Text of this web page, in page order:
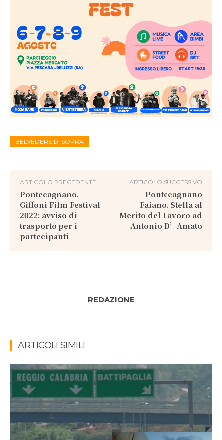
BELVEDERE DI SOPRA
ARTICOLO PRECEDENTE
Pontecagnano.
Giffoni Film Festival
2022: avviso di
trasporto per i
partecipanti
ARTICOLO SUCCESSIVO
Pontecagnano
Faiano. Stella al
Merito del Lavoro ad
Antonio D’Amato
REDAZIONE
ARTICOLI SIMILI